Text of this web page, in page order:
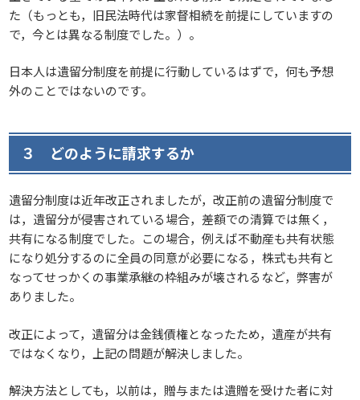
た（もっとも，旧民法時代は家督相続を前提にしていますの
で，今とは異なる制度でした。）。
日本人は遺留分制度を前提に行動しているはずで，何も予想
外のことではないのです。
３ どのように請求するか
遺留分制度は近年改正されましたが，改正前の遺留分制度で
は，遺留分が侵害されている場合，差額での清算では無く，
共有になる制度でした。この場合，例えば不動産も共有状態
になり処分するのに全員の同意が必要になる，株式も共有と
なってせっかくの事業承継の枠組みが壊されるなど，弊害が
ありました。
改正によって，遺留分は金銭債権となったため，遺産が共有
ではなくなり，上記の問題が解決しました。
解決方法としても，以前は，贈与または遺贈を受けた者に対